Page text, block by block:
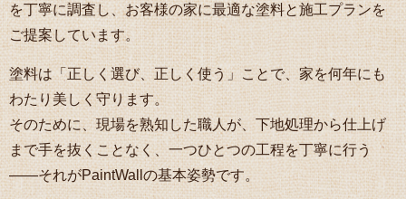
を丁寧に調査し、お客様の家に最適な塗料と施工プランを
ご提案しています。
塗料は「正しく選び、正しく使う」ことで、家を何年にも
わたり美しく守ります。
そのために、現場を熟知した職人が、下地処理から仕上げ
まで手を抜くことなく、一つひとつの工程を丁寧に行う
――それがPaintWallの基本姿勢です。